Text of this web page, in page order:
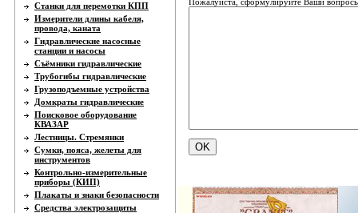
Станки для перемотки КПП
Измерители длины кабеля,
провода, каната
Гидравлические насосные
станции и насосы
Съёмники гидравлические
Трубогибы гидравлические
Грузоподъемные устройства
Домкраты гидравлические
Поисковое оборудование
КВАЗАР
Лестницы. Стремянки
Сумки, пояса, желеты для
инструментов
Контрольно-измерительные
приборы (КИП)
Плакаты и знаки безопасности
Средства электрозащиты